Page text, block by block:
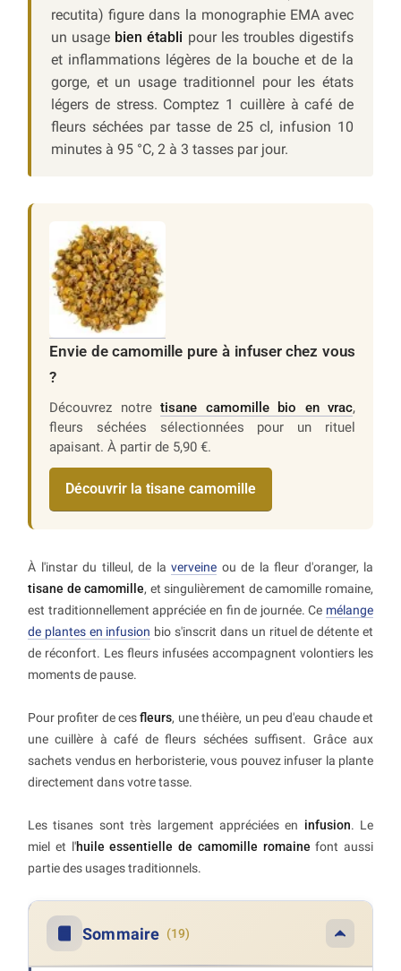
recutita) figure dans la monographie EMA avec
un usage bien établi pour les troubles digestifs
et inflammations légères de la bouche et de la
gorge, et un usage traditionnel pour les états
légers de stress. Comptez 1 cuillère à café de
fleurs séchées par tasse de 25 cl, infusion 10
minutes à 95 °C, 2 à 3 tasses par jour.
Envie de camomille pure à infuser chez vous
?
Découvrez notre tisane camomille bio en vrac,
fleurs séchées sélectionnées pour un rituel
apaisant. À partir de 5,90 €.
Découvrir la tisane camomille
À l'instar du tilleul, de la verveine ou de la fleur d'oranger, la
tisane de camomille, et singulièrement de camomille romaine,
est traditionnellement appréciée en fin de journée. Ce mélange
de plantes en infusion bio s'inscrit dans un rituel de détente et
de réconfort. Les fleurs infusées accompagnent volontiers les
moments de pause.
Pour profiter de cesfleurs, une théière, un peu d'eau chaude et
une cuillère à café de fleurs séchées suffisent. Grâce aux
sachets vendus en herboristerie, vous pouvez infuser la plante
directement dans votre tasse.
Les tisanes sont très largement appréciées en infusion. Le
miel et l'huile essentielle de camomille romaine font aussi
partie des usages traditionnels.
Sommaire (19)